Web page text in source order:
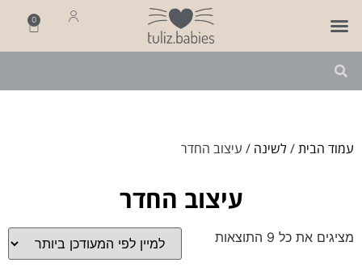
0
עמוד הבית/לשינה / עיצוב החדר
עיצוב החדר
מציגים את כל ⁦9⁩ התוצאות